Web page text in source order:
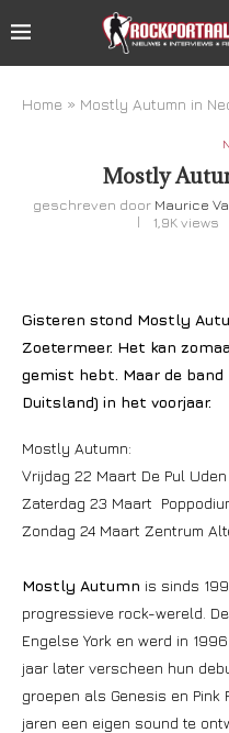
Home » Mostly Autumn in
Mostly
geschreven door Maurice
1,9K views
Gisteren stond Mostly
Zoetermeer. Het kan
gemist hebt. Maar de
Duitsland) in het voorjaar.
Mostly Autumn:
Vrijdag 22 Maart De Pul Uden
Zaterdag 23 Maart
Zondag 24 Maart Zentrum
Mostly Autumn is sinds
progressieve rock-wereld.
Engelse York en werd in
jaar later verscheen hun
groepen als Genesis en
jaren een eigen sound te